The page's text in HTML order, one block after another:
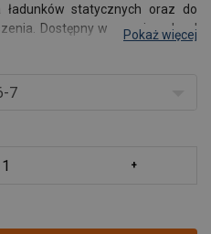
statycznych oraz do
Dostępny w rozmiarach od
co gwarantuje zgodność i
Pokaż więcej
7